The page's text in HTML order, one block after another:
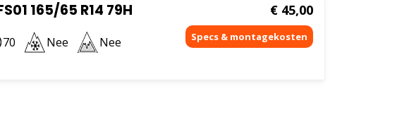
165/65 R14 79H
70 Nee Nee
€ 45,00